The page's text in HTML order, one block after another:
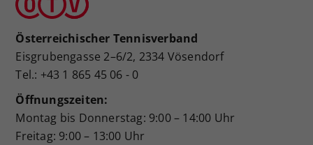
Österreichischer Tennisverband
Eisgrubengasse 2–6/2, 2334 Vösendorf
Tel.: +43 1 865 45 06 - 0
Öffnungszeiten:
Montag bis Donnerstag: 9:00 – 14:00 Uhr
Freitag: 9:00 – 13:00 Uhr